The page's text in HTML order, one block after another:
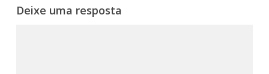
Deixe uma resposta